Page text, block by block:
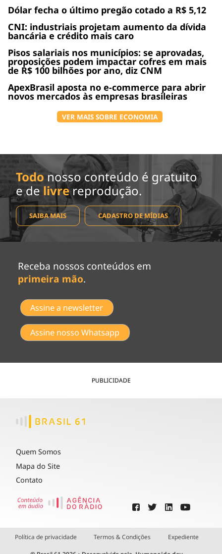
Dólar fecha o último pregão cotado a R$ 5,12
CNI: industriais projetam aumento da dívida
bancária e crédito mais caro
Pisos salariais nos municípios: se aprovadas,
proposições podem impactar cofres em mais
de R$ 100 bilhões por ano, diz CNM
ApexBrasil aposta no e-commerce para abrir
novos mercados às empresas brasileiras
VER MAIS SOBRE ECONOMIA
Todo nosso conteúdo é gratuito
e de livrereprodução.
SAIBA MAIS CADASTRO DE MÍDIAS
Receba nossos conteúdos em
primeira mão.
Assine a newsletter
Assine nosso Whatsapp
PUBLICIDADE
Quem Somos
Mapa do Site
Contato
Política de privacidade Termos & Condições Expediente